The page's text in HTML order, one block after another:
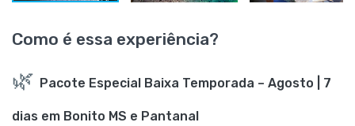
Como é essa experiência?
🌿 Pacote Especial Baixa Temporada – Agosto | 7
dias em Bonito MS e Pantanal